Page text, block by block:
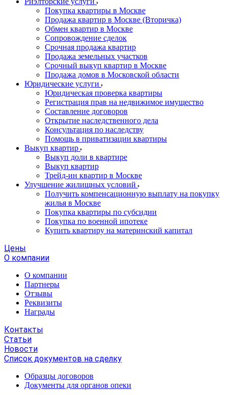
Покупка квартиры в Москве
Продажа квартир в Москве (Вторичка)
Обмен квартир в Москве
Сопровождение сделок
Срочная продажа квартир
Продажа земельных участков
Срочный выкуп квартир в Москве
Продажа домов в Московской области
Юридические услуги
Юридическая проверка квартиры
Регистрация прав на недвижимое имущество
Составление договоров
Открытие наследственного дела
Консультация по наследству
Помощь в приватизации квартиры
Выкуп квартир
Выкуп доли в квартире
Выкуп квартир
Трейд-ин квартир в Москве
Улучшение жилищных условий
Получить компенсационную выплату на покупку
жилья в Москве
Покупка квартиры по субсидии
Покупка по военной ипотеке
Купить квартиру на материнский капитал
Цены
О компании
О компании
Партнеры
Отзывы
Реквизиты
Награды
Контакты
Статьи
Новости
Список документов на сделку
Образцы договоров
Документы для органов опеки